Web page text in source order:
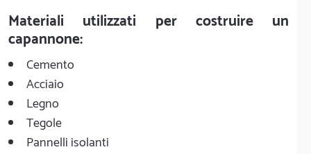
Materiali utilizzati per costruire un
capannone:
Cemento
Acciaio
Legno
Tegole
Pannelli isolanti